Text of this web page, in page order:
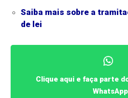
Saiba mais sobre a
de lei
Clique aqui e faça parte
WhatsApp